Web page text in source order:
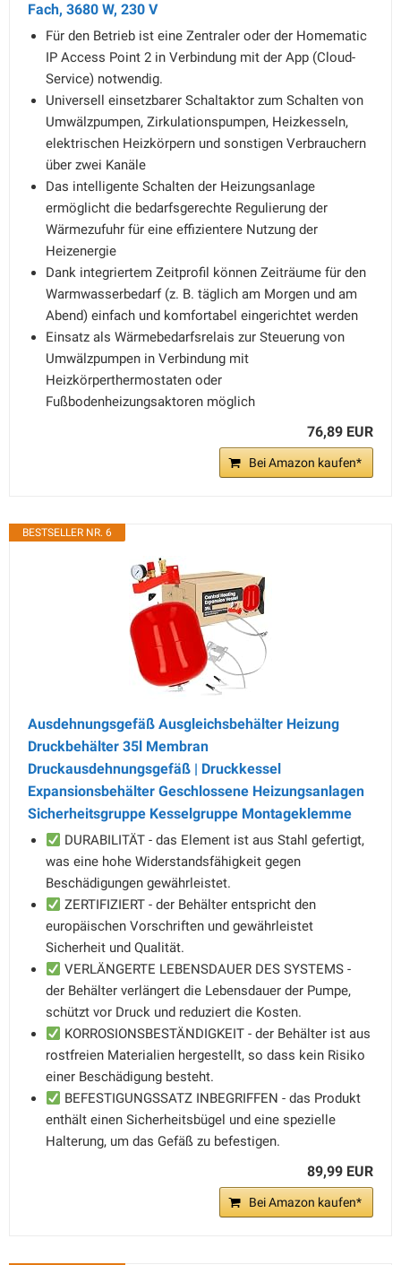
Fach, 3680 W, 230 V
Für den Betrieb ist eine Zentraler oder der Homematic
IP Access Point 2 in Verbindung mit der App (Cloud-
Service) notwendig.
Universell einsetzbarer Schaltaktor zum Schalten von
Umwälzpumpen, Zirkulationspumpen, Heizkesseln,
elektrischen Heizkörpern und sonstigen Verbrauchern
über zwei Kanäle
Das intelligente Schalten der Heizungsanlage
ermöglicht die bedarfsgerechte Regulierung der
Wärmezufuhr für eine effizientere Nutzung der
Heizenergie
Dank integriertem Zeitprofil können Zeiträume für den
Warmwasserbedarf (z. B. täglich am Morgen und am
Abend) einfach und komfortabel eingerichtet werden
Einsatz als Wärmebedarfsrelais zur Steuerung von
Umwälzpumpen in Verbindung mit
Heizkörperthermostaten oder
Fußbodenheizungsaktoren möglich
76,89 EUR
Bei Amazon kaufen*
BESTSELLER NR. 6
Ausdehnungsgefäß Ausgleichsbehälter Heizung
Druckbehälter 35l Membran
Druckausdehnungsgefäß | Druckkessel
Expansionsbehälter Geschlossene Heizungsanlagen
Sicherheitsgruppe Kesselgruppe Montageklemme
DURABILITÄT - das Element ist aus Stahl gefertigt,
was eine hohe Widerstandsfähigkeit gegen
Beschädigungen gewährleistet.
ZERTIFIZIERT - der Behälter entspricht den
europäischen Vorschriften und gewährleistet
Sicherheit und Qualität.
VERLÄNGERTE LEBENSDAUER DES SYSTEMS -
der Behälter verlängert die Lebensdauer der Pumpe,
schützt vor Druck und reduziert die Kosten.
KORROSIONSBESTÄNDIGKEIT - der Behälter ist aus
rostfreien Materialien hergestellt, so dass kein Risiko
einer Beschädigung besteht.
BEFESTIGUNGSSATZ INBEGRIFFEN - das Produkt
enthält einen Sicherheitsbügel und eine spezielle
Halterung, um das Gefäß zu befestigen.
89,99 EUR
Bei Amazon kaufen*